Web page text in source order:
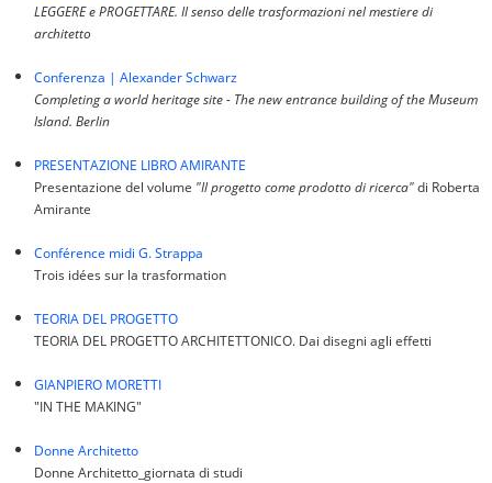
LEGGERE e PROGETTARE. Il senso delle trasformazioni nel mestiere di
architetto
Conferenza | Alexander Schwarz
Completing a world heritage site - The new entrance building of the Museum
Island. Berlin
PRESENTAZIONE LIBRO AMIRANTE
Presentazione del volume "Il progetto come prodotto di ricerca"di Roberta
Amirante
Conférence midi G. Strappa
Trois idées sur la trasformation
TEORIA DEL PROGETTO
TEORIA DEL PROGETTO ARCHITETTONICO. Dai disegni agli effetti
GIANPIERO MORETTI
"IN THE MAKING"
Donne Architetto
Donne Architetto_giornata di studi